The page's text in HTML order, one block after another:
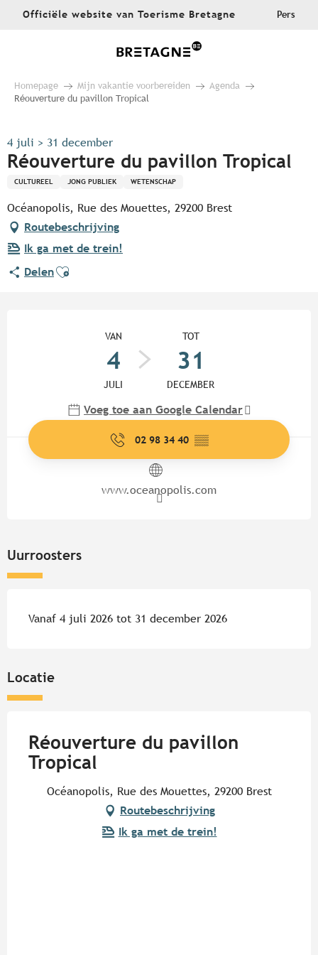
AllerOfficiële website van Toerisme Bretagne Pers
Homepage Mijn vakantie voorbereiden
Agenda
Réouverture du pavillon Tropical
4 juli > 31 december
Réouverture du pavillon Tropical
CULTUREEL JONG PUBLIEK WETENSCHAP
Océanopolis, Rue des Mouettes, 29200 Brest
Routebeschrijving
Ik ga met de trein!
DelenAjouter aux favoris
VAN
4
JULI
TOT
31
DECEMBER
Voeg toe aan Google Calendar
02 98 34 40 ▒▒
www.oceanopolis.com
Uurroosters
Vanaf 4 juli 2026 tot 31 december 2026
Locatie
Réouverture du pavillon
Tropical
Océanopolis, Rue des Mouettes, 29200 Brest
Routebeschrijving
Ik ga met de trein!